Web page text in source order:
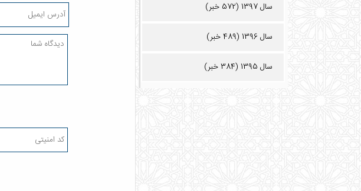
سال 1397 (572 خبر)
سال 1396 (489 خبر)
سال 1395 (384 خبر)